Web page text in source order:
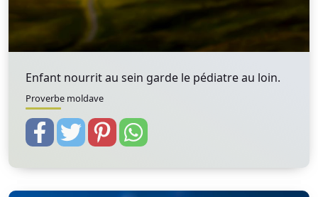
Enfant nourrit au sein garde le pédiatre au loin.
Proverbe moldave